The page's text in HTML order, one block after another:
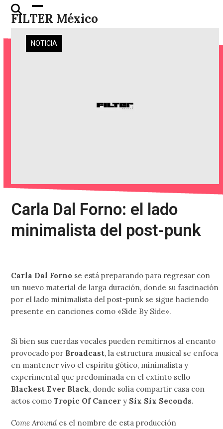
Skip
FILTER México
Open
mobile
menu
Close
mobile
menu
NOTICIA
Carla Dal Forno: el lado
minimalista del post-punk
Carla Dal Forno se está preparando para regresar con
un nuevo material de larga duración, donde su fascinación
por el lado minimalista del post-punk se sigue haciendo
presente en canciones como «Side By Side».
Si bien sus cuerdas vocales pueden remitirnos al encanto
provocado por Broadcast, la estructura musical se enfoca
en mantener vivo el espíritu gótico, minimalista y
experimental que predominada en el extinto sello
Blackest Ever Black, donde solía compartir casa con
actos comoTropic Of Cancer y Six Six Seconds.
Come Around es el nombre de esta producción